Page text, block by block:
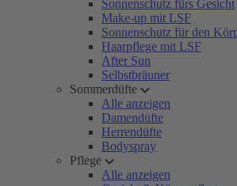
Sonnenschutz fürs Gesicht
Make-up mit LSF
Sonnenschutz für den
Haarpflege mit LSF
After Sun
Selbstbräuner
Sommerdüfte
Alle anzeigen
Damendüfte
Herrendüfte
Bodyspray
Pflege
Alle anzeigen